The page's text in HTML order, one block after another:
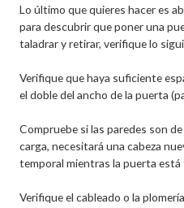
Lo último que quieres hacer es
para descubrir que poner una
taladrar y retirar, verifique lo
Verifique que haya suficiente
el doble del ancho de la puerta
Compruebe si las paredes son
carga, necesitará una cabeza
temporal mientras la puerta
Verifique el cableado o la